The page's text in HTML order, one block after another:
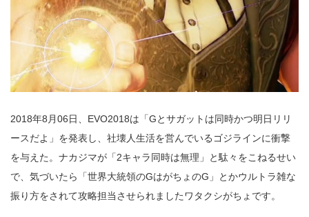
2018年8月06日、EVO2018は「Gとサガットは同時かつ明日リリ
ースだよ」を発表し、社壊人生活を営んでいるゴジラインに衝撃
を与えた。ナカジマが「2キャラ同時は無理」と駄々をこねるせい
で、気づいたら「世界大統領のGはがちょのG」とかウルトラ雑な
振り方をされて攻略担当させられましたワタクシがちょです。